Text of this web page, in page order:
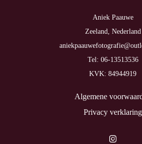
Algemene
Privacy verklaring
Aniek Paauwe
Zeeland, Nederland
Tel: 06-13513536
KVK: 84944919